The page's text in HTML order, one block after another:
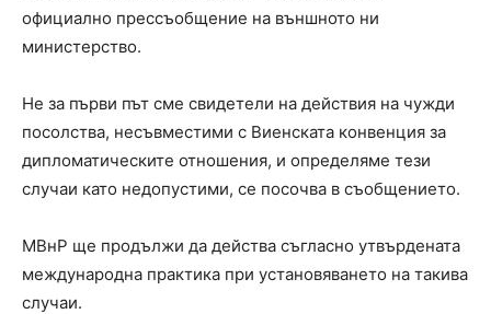
официално прессъобщение на външното ни
министерство.
Не за първи път сме свидетели на действия на чужди
посолства, несъвместими с Виенската конвенция за
дипломатическите отношения, и определяме тези
случаи като недопустими, се посочва в съобщението.
МВнР ще продължи да действа съгласно утвърдената
международна практика при установяването на такива
случаи.